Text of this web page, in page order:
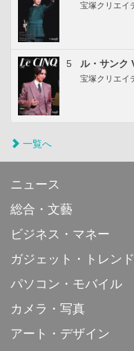
宝塚クリエイ
5 ル・サンク
宝塚クリエイ
一覧へ
ニュース
総合・文藝
ビジネス・マネー
ガジェット・トレンド
パソコン・モバイル
カメラ・写真
アート・デザイン